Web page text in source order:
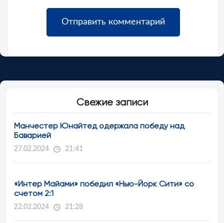
Свежие записи
Манчестер Юнайтед одержала победу над
Баварией
27.02.2024 21:41
«Интер Майами» победил «Нью-Йорк Сити» со
счетом 2:1
22.02.2024 21:28